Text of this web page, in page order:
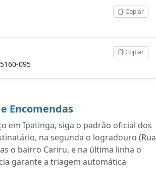
Copiar
095
Copiar
Encomendas
em Ipatinga, siga o padrão oficial dos
na segunda o logradouro (Rua
o bairro Cariru, e na última linha o
garante a triagem automática